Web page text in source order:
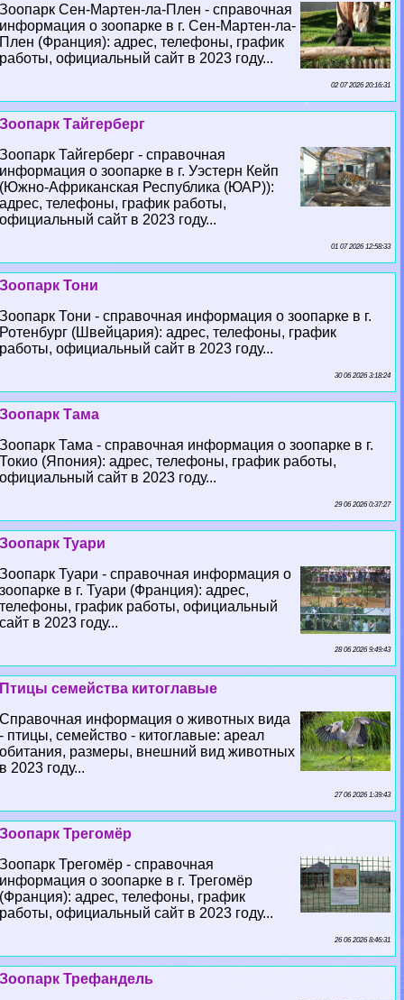
Зоопарк Сен-Мартен-ла-Плен - справочная
информация о зоопарке в г. Сен-Мартен-ла-
Плен (Франция): адрес, телефоны, график
работы, официальный сайт в 2023 году...
02 07 2026 20:16:31
Зоопарк Тайгерберг
Зоопарк Тайгерберг - справочная
информация о зоопарке в г. Уэстерн Кейп
(Южно-Африканская Республика (ЮАР)):
адрес, телефоны, график работы,
официальный сайт в 2023 году...
01 07 2026 12:58:33
Зоопарк Тони
Зоопарк Тони - справочная информация о зоопарке в г.
Ротенбург (Швейцария): адрес, телефоны, график
работы, официальный сайт в 2023 году...
30 06 2026 3:18:24
Зоопарк Тама
Зоопарк Тама - справочная информация о зоопарке в г.
Токио (Япония): адрес, телефоны, график работы,
официальный сайт в 2023 году...
29 06 2026 0:37:27
Зоопарк Туари
Зоопарк Туари - справочная информация о
зоопарке в г. Туари (Франция): адрес,
телефоны, график работы, официальный
сайт в 2023 году...
28 06 2026 9:49:43
Птицы семейства китоглавые
Справочная информация о животных вида
- птицы, семейство - китоглавые: ареал
обитания, размеры, внешний вид животных
в 2023 году...
27 06 2026 1:39:43
Зоопарк Трегомёр
Зоопарк Трегомёр - справочная
информация о зоопарке в г. Трегомёр
(Франция): адрес, телефоны, график
работы, официальный сайт в 2023 году...
26 06 2026 8:46:31
Зоопарк Трефандель